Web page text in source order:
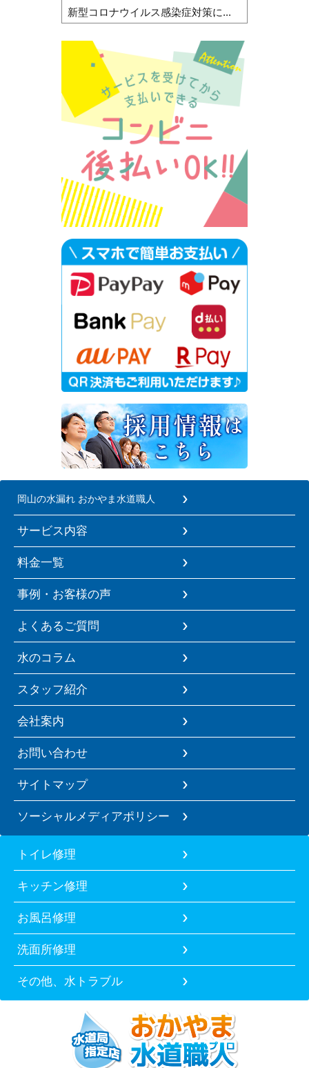
新型コロナウイルス感染症対策に...
岡山の水漏れ おかやま水道職人
サービス内容
料金一覧
事例・お客様の声
よくあるご質問
水のコラム
スタッフ紹介
会社案内
お問い合わせ
サイトマップ
ソーシャルメディアポリシー
トイレ修理
キッチン修理
お風呂修理
洗面所修理
その他、水トラブル